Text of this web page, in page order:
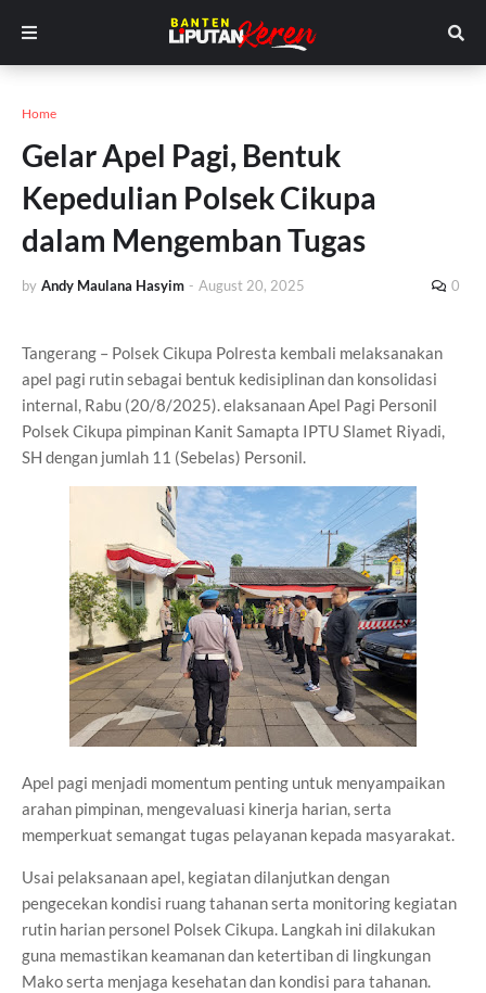
Home
Gelar Apel Pagi, Bentuk
Kepedulian Polsek Cikupa
dalam Mengemban Tugas
by Andy Maulana Hasyim - August 20, 2025 0
Tangerang – Polsek Cikupa Polresta kembali melaksanakan
apel pagi rutin sebagai bentuk kedisiplinan dan konsolidasi
internal, Rabu (20/8/2025). elaksanaan Apel Pagi Personil
Polsek Cikupa pimpinan Kanit Samapta IPTU Slamet Riyadi,
SH dengan jumlah 11 (Sebelas) Personil.
Apel pagi menjadi momentum penting untuk menyampaikan
arahan pimpinan, mengevaluasi kinerja harian, serta
memperkuat semangat tugas pelayanan kepada masyarakat.
Usai pelaksanaan apel, kegiatan dilanjutkan dengan
pengecekan kondisi ruang tahanan serta monitoring kegiatan
rutin harian personel Polsek Cikupa. Langkah ini dilakukan
guna memastikan keamanan dan ketertiban di lingkungan
Mako serta menjaga kesehatan dan kondisi para tahanan.